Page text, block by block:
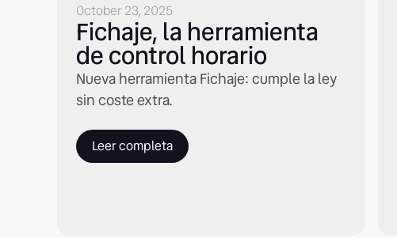
October 23, 2025
Fichaje, la herramienta
de control horario
Nueva herramienta Fichaje: cumple la ley
sin coste extra.
Leer completa